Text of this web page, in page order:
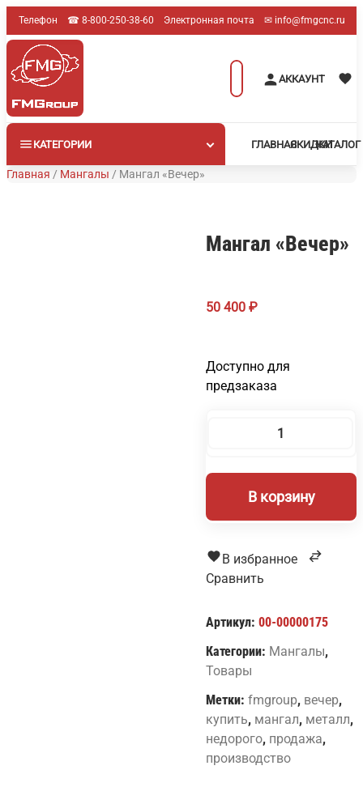
Перейти
к
содержимому
Телефон ☎︎ 8-800-250-38-60 Электронная почта ✉︎ info@fmgcnc.ru
Поиск
товаров
АККАУНТ
КАТЕГОРИИ ГЛАВНАЯ КАТАЛОГ
СКИДКИ
Главная / Мангалы / Мангал «Вечер»
Мангал «Вечер»
50 400 ₽
Доступно для
предзаказа
Мангал
«Вечер»В корзину
В избранное
Сравнить
Артикул: 00-00000175
Категории: Мангалы,
Товары
Метки: fmgroup, вечер,
купить, мангал, металл,
недорого, продажа,
производство